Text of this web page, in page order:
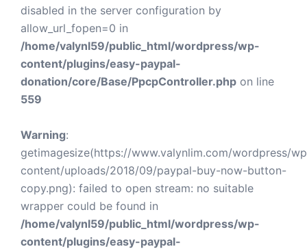
disabled in the server configuration by
allow_url_fopen=0 in
/home/valynl59/public_html/wordpress/wp-
content/plugins/easy-paypal-
donation/core/Base/PpcpController.php on line
559
Warning:
getimagesize(https://www.valynlim.com/wordpress/
content/uploads/2018/09/paypal-buy-now-button-
copy.png): failed to open stream: no suitable
wrapper could be found in
/home/valynl59/public_html/wordpress/wp-
content/plugins/easy-paypal-